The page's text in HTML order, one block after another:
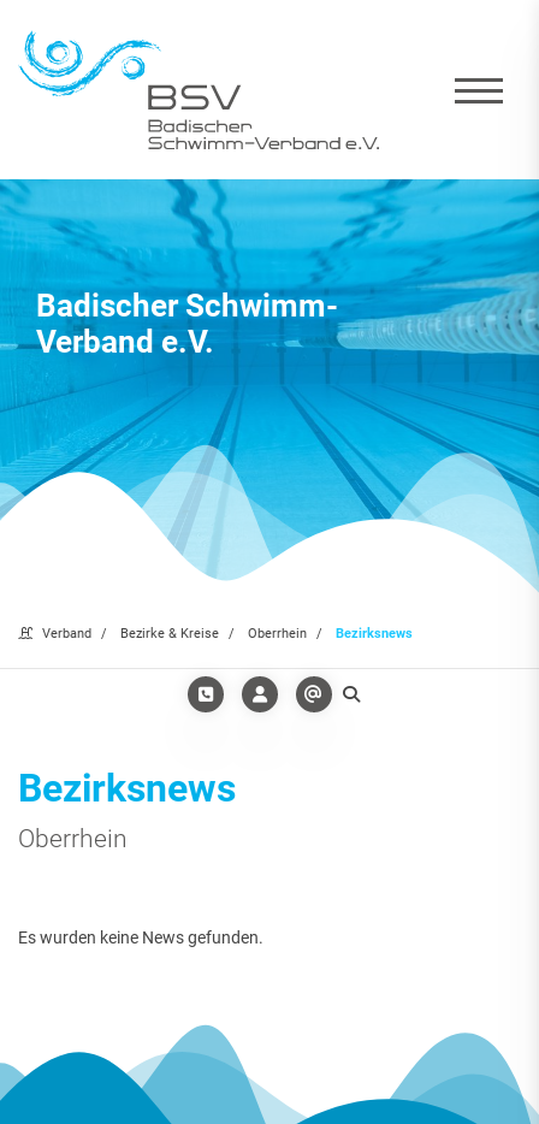
Badischer Schwimm-
Verband e.V.
Verband Bezirke & Kreise Oberrhein Bezirksnews
Bezirksnews
Oberrhein
Es wurden keine News gefunden.